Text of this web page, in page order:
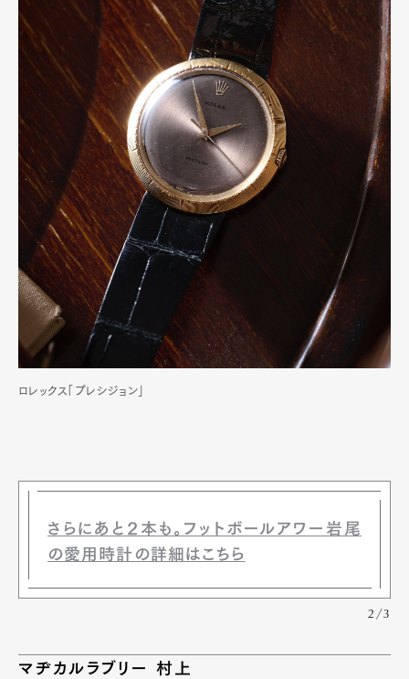
ロレックス「プレシジョン」
さらにあと２本も。フットボールアワー岩尾
の愛用時計の詳細はこちら
2/3
マヂカルラブリー 村上